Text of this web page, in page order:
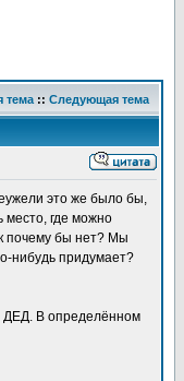
тема :: Следующая тема
это же было бы,
место, где можно
почему бы нет? Мы
нибудь придумает?
ДЕД. В определённом